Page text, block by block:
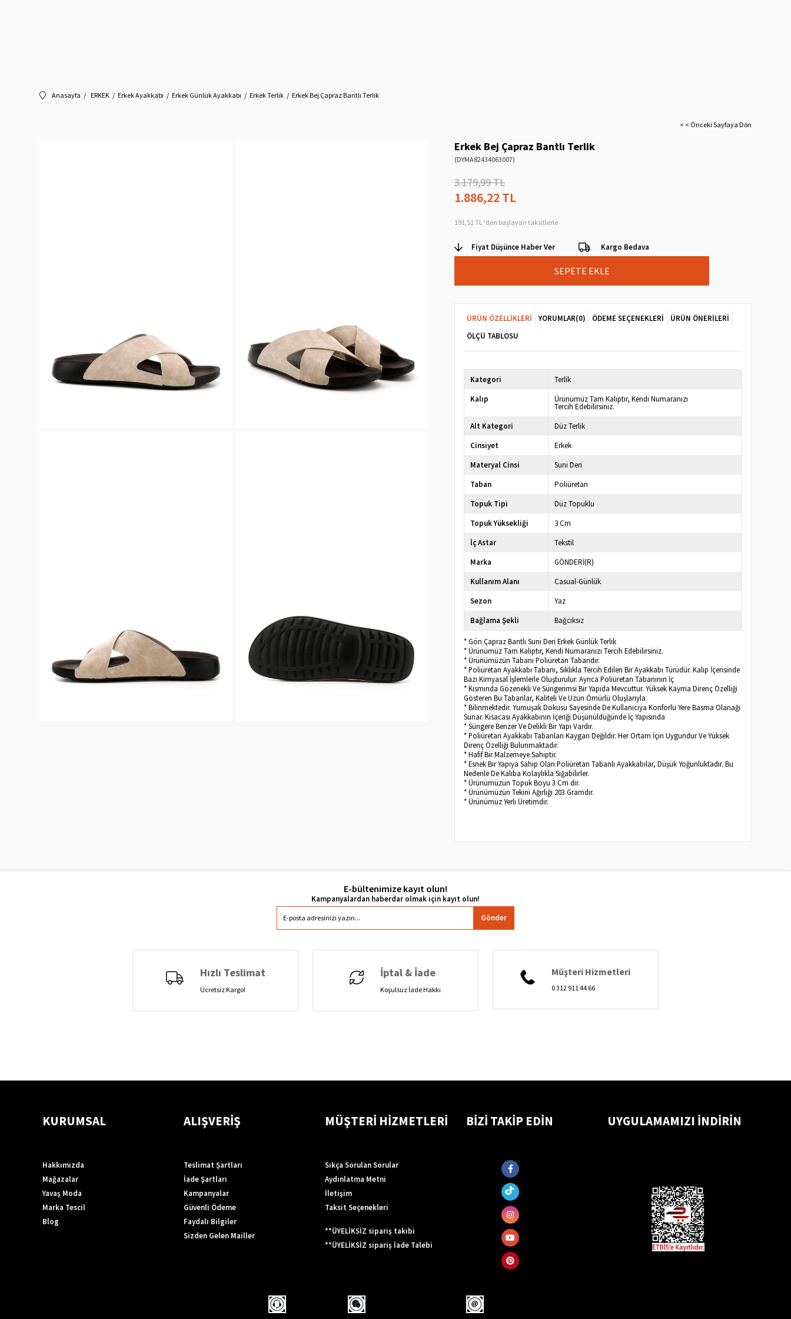
Anasayfa ERKEK Erkek Ayakkabı Erkek Günlük Ayakkabı Erkek Terlik Erkek Bej Çapraz Bantlı Terlik
< < Önceki Sayfaya Dön
Erkek Bej Çapraz Bantlı Terlik
(DYMA82434063007)
3.179,99 TL
1.886,22 TL
191,51 TL 'den başlayan taksitlerle
Fiyat Düşünce Haber Ver Kargo Bedava
ÜRÜN ÖZELLIKLERI YORUMLAR(0) ÖDEME SEÇENEKLERI
ÜRÜN ÖNERILERI
ÖLÇÜ TABLOSU
Kategori
Terlik
Kalıp
Ürünümüz Tam Kalıptır, Kendi Numaranızı
Tercih Edebilirsiniz.
Alt Kategori
Düz Terlik
Cinsiyet
Erkek
Materyal Cinsi
Suni Deri
Taban
Poliüretan
Topuk Tipi
Düz Topuklu
Topuk Yüksekliği
3 Cm
İç Astar
Tekstil
Marka
GÖNDERİ(R)
Kullanım Alanı
Casual-Günlük
Sezon
Yaz
Bağlama Şekli
Bağcıksız
* Gön Çapraz Bantlı Suni Deri Erkek Günlük Terlik
* Ürünümüz Tam Kalıptır, Kendi Numaranızı Tercih Edebilirsiniz.
* Ürünümüzün Tabanı Poliüretan Tabandır.
* Poliüretan Ayakkabı Tabanı, Sıklıkla Tercih Edilen Bir Ayakkabı Türüdür. Kalıp İçerisinde
Bazı Kimyasal İşlemlerle Oluşturulur. Ayrıca Poliüretan Tabanının İç
* Kısmında Gözenekli Ve Süngerimsi Bir Yapıda Mevcuttur. Yüksek Kayma Direnç Özelliği
Gösteren Bu Tabanlar, Kaliteli Ve Uzun Ömürlü Oluşlarıyla
* Bilinmektedir. Yumuşak Dokusu Sayesinde De Kullanıcıya Konforlu Yere Basma Olanağı
Sunar. Kısacası Ayakkabının İçeriği Düşünüldüğünde İç Yapısında
* Süngere Benzer Ve Delikli Bir Yapı Vardır.
* Poliüretan Ayakkabı Tabanları Kaygan Değildir. Her Ortam İçin Uygundur Ve Yüksek
Direnç Özelliği Bulunmaktadır.
* Hafif Bir Malzemeye Sahiptir.
* Esnek Bir Yapıya Sahip Olan Poliüretan Tabanlı Ayakkabılar, Düşük Yoğunluktadır. Bu
Nedenle De Kalıba Kolaylıkla Sığabilirler.
* Ürünümüzün Topuk Boyu 3 Cm dir.
* Ürünümüzün Tekini Ağırlığı 203 Gramdır.
* Ürünümüz Yerli Üretimdir.
E-bültenimize kayıt olun!
Gönder
Hızlı Teslimat
Ücretsiz Kargo!
İptal & İade
Koşulsuz İade Hakkı
Müşteri Hizmetleri
0 312 911 44 66
KURUMSAL
Hakkımızda
Mağazalar
Yavaş Moda
Marka Tescil
Blog
ALIŞVERİŞ
Teslimat Şartları
İade Şartları
Kampanyalar
Güvenli Ödeme
Faydalı Bilgiler
Sizden Gelen Mailler
MÜŞTERİ HİZMETLERİ
Sıkça Sorulan Sorular
Aydınlatma Metni
İletişim
Taksit Seçenekleri
**ÜYELİKSİZ sipariş takibi
**ÜYELİKSİZ sipariş İade Talebi
BİZİ TAKİP EDİN UYGULAMAMIZI İNDİRİN